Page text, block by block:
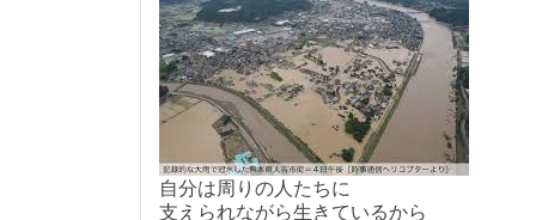
自分は周りの人たちに
支えられながら生きているから